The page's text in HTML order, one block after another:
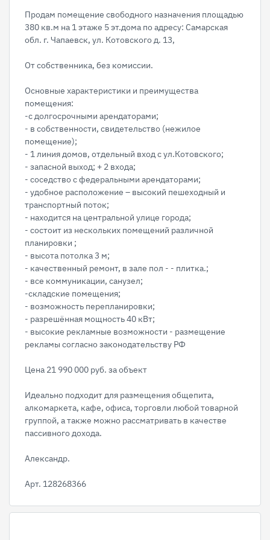
Продам помещение свободного назначения площадью
380 кв.м на 1 этаже 5 эт.дома по адресу: Самарская
обл. г. Чапаевск, ул. Котовского д. 13,
От собственника, без комиссии.
Основные характеристики и преимущества
помещения:
-с долгосрочными арендаторами;
- в собственности, свидетельство (нежилое
помещение);
- 1 линия домов, отдельный вход с ул.Котовского;
- запасной выход; + 2 входа;
- соседство с федеральными арендаторами;
- удобное расположение – высокий пешеходный и
транспортный поток;
- находится на центральной улице города;
- состоит из нескольких помещений различной
планировки ;
- высота потолка 3 м;
- качественный ремонт, в зале пол - - плитка.;
- все коммуникации, санузел;
-складские помещения;
- возможность перепланировки;
- разрешённая мощность 40 кВт;
- высокие рекламные возможности - размещение
рекламы согласно законодательству РФ
Цена 21 990 000 руб. за объект
Идеально подходит для размещения общепита,
алкомаркета, кафе, офиса, торговли любой товарной
группой, а также можно рассматривать в качестве
пассивного дохода.
Александр.
Арт. 128268366